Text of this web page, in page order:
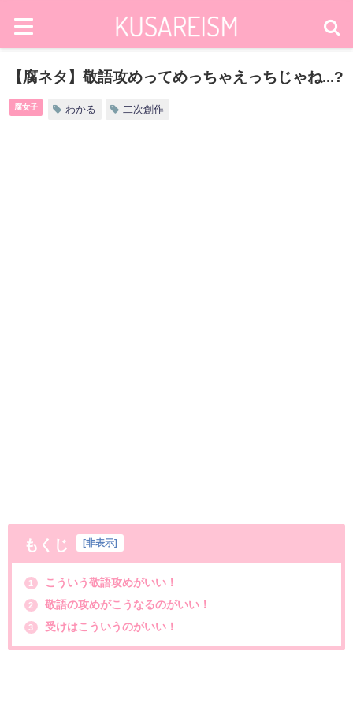
【腐ネタ】敬語攻めってめっちゃえっちじゃね...?
腐女子 わかる 二次創作
もくじ 非表示
1 こういう敬語攻めがいい！
2 敬語の攻めがこうなるのがいい！
3 受けはこういうのがいい！